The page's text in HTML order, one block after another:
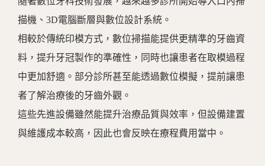
描機、 3D電腦斷層與數位設計系統。
相較於傳統印模方式，數位掃描能提供更精準的牙齒資
料，提升牙冠製作的準確性，同時也讓患者在取模過程
中更加舒適。部分診所甚至能透過數位模擬，提前讓患
者了解治療後的牙齒外觀。
這些先進設備雖然能提升治療品質與效率，但設備建置
與維護成本較高，因此也會反映在療程費用當中。